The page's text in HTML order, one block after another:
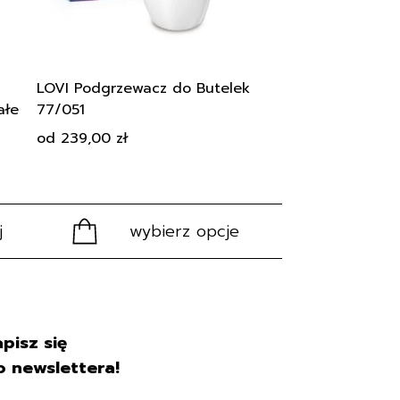
LOVI Podgrzewacz do Butelek
77/051
od 239,00 zł
wybierz opcje
się
newslettera!